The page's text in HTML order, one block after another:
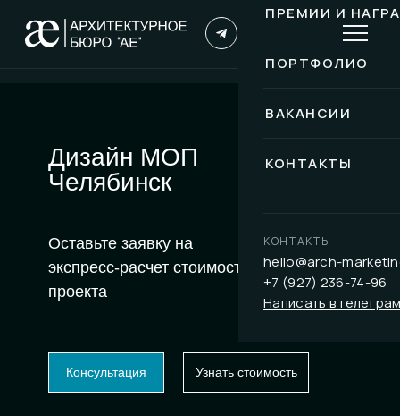
ПРЕМИИ И
ПОРТФОЛИО
ВАКАНСИИ
КОНТАКТЫ
КОНТАКТЫ
hello@arch-
+7 (927) 236-74-96
Написать в
Дизайн МОП
Челябинск
Консультация Узнать стоимость
Оставьте заявку на
экспресс-расчет стоимости
проекта